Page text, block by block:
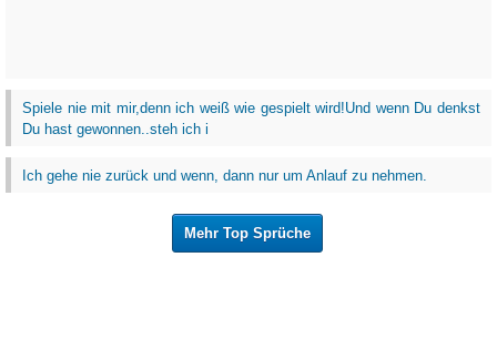
Spiele nie mit mir,denn ich weiß wie gespielt wird!Und wenn Du denkst
Du hast gewonnen..steh ich i
Ich gehe nie zurück und wenn, dann nur um Anlauf zu nehmen.
Mehr Top Sprüche